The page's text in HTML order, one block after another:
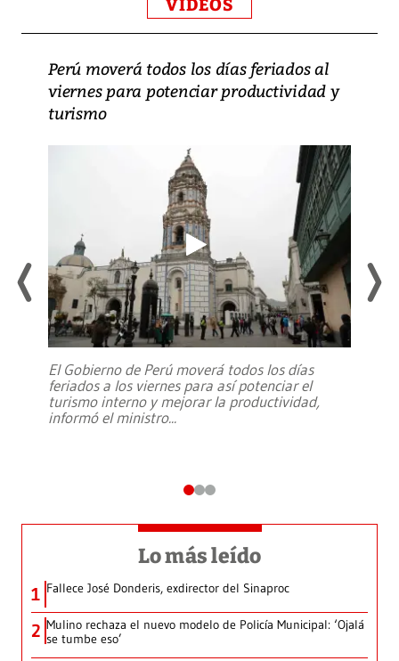
VIDEOS
Perú moverá todos los días feriados al
viernes para potenciar productividad y
turismo
El Gobierno de Perú moverá todos los días
feriados a los viernes para así potenciar el
turismo interno y mejorar la productividad,
informó el ministro...
Lo más leído
1 Fallece José Donderis, exdirector del Sinaproc
2 Mulino rechaza el nuevo modelo de Policía Municipal: ‘Ojalá
se tumbe eso’